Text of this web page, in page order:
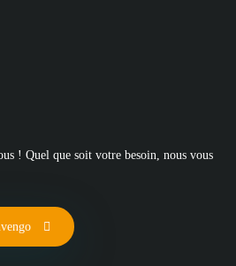
! Quel que soit votre besoin, nous vous